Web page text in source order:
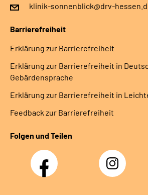
klinik-sonnenblick@drv-
Barrierefreiheit
Erklärung zur Barrierefreiheit
Erklärung zur Barrierefreiheit in
Gebärdensprache
Erklärung zur Barrierefreiheit in
Feedback zur Barrierefreiheit
Folgen und Teilen
Facebook
Klinik
Sonnenblick
Instagram
Klinik
Sonnenblick